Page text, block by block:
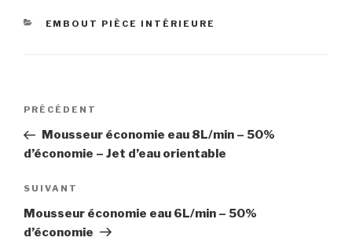
CATÉGORIES
EMBOUT PIÈCE INTÉRIEURE
Navigation
l’article
Article
précédent
PRÉCÉDENT
Mousseur économie eau 8L/min – 50%
d’économie – Jet d’eau orientable
Article
suivant
SUIVANT
Mousseur économie eau 6L/min – 50%
d’économie